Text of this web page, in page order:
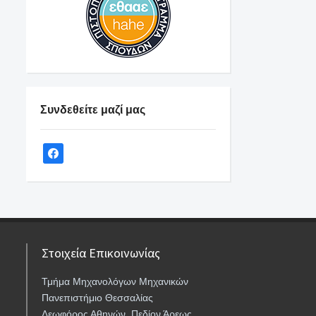
Συνδεθείτε μαζί μας
Στοιχεία Επικοινωνίας
Τμήμα Μηχανολόγων Μηχανικών
Πανεπιστήμιο Θεσσαλίας